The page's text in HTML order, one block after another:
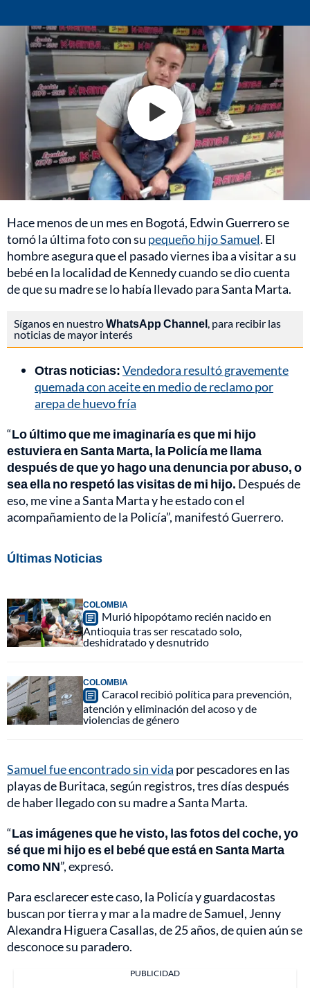
Hace menos de un mes en Bogotá, Edwin Guerrero se
tomó la última foto con su pequeño hijo Samuel. El
hombre asegura que el pasado viernes iba a visitar a su
bebé en la localidad de Kennedy cuando se dio cuenta
de que su madre se lo había llevado para Santa Marta.
Síganos en nuestroWhatsApp Channel , para recibir las
noticias de mayor interés
Otras noticias:Vendedora resultó gravemente
quemada con aceite en medio de reclamo por
arepa de huevo fría
“Lo último que me imaginaría es que mi hijo
estuviera en Santa Marta, la Policía me llama
después de que yo hago una denuncia por abuso, o
sea ella no respetó las visitas de mi hijo. Después de
eso, me vine a Santa Marta y he estado con el
acompañamiento de la Policía”, manifestó Guerrero.
Últimas Noticias
COLOMBIA
Murió hipopótamo recién nacido en
Antioquia tras ser rescatado solo,
deshidratado y desnutrido
COLOMBIA
Caracol recibió política para prevención,
atención y eliminación del acoso y de
violencias de género
Samuel fue encontrado sin vida por pescadores en las
playas de Buritaca, según registros, tres días después
de haber llegado con su madre a Santa Marta.
“Las imágenes que he visto, las fotos del coche, yo
sé que mi hijo es el bebé que está en Santa Marta
como NN”, expresó.
Para esclarecer este caso, la Policía y guardacostas
buscan por tierra y mar a la madre de Samuel, Jenny
Alexandra Higuera Casallas, de 25 años, de quien aún se
desconoce su paradero.
PUBLICIDAD